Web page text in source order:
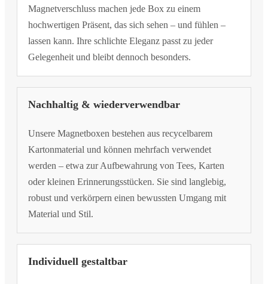
Magnetverschluss machen jede Box zu einem
hochwertigen Präsent, das sich sehen – und fühlen –
lassen kann. Ihre schlichte Eleganz passt zu jeder
Gelegenheit und bleibt dennoch besonders.
Nachhaltig & wiederverwendbar
Unsere Magnetboxen bestehen aus recycelbarem
Kartonmaterial und können mehrfach verwendet
werden – etwa zur Aufbewahrung von Tees, Karten
oder kleinen Erinnerungsstücken. Sie sind langlebig,
robust und verkörpern einen bewussten Umgang mit
Material und Stil.
Individuell gestaltbar